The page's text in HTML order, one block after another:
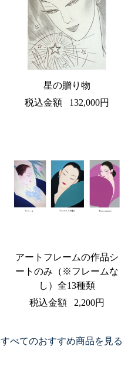
星の贈り物
税込金額
132,000円
アートフレームの作品シ
ートのみ（※フレームな
し）全13種類
税込金額
2,200円
すべてのおすすめ商品を見る